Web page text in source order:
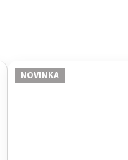
NOVINKA